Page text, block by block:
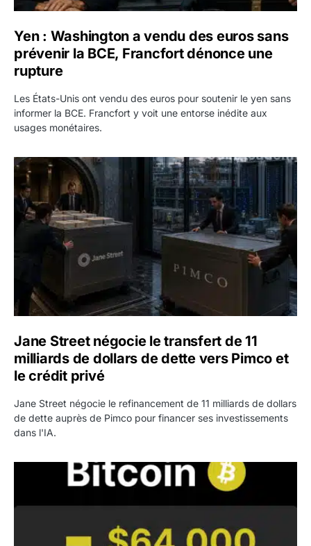
Yen : Washington a vendu des euros sans
prévenir la BCE, Francfort dénonce une
rupture
Les États-Unis ont vendu des euros pour soutenir le yen sans
informer la BCE. Francfort y voit une entorse inédite aux
usages monétaires.
Jane Street négocie le transfert de 11 milliards de
Jane Street négocie le transfert de 11
milliards de dollars de dette vers Pimco et
le crédit privé
Jane Street négocie le refinancement de 11 milliards de dollars
de dette auprès de Pimco pour financer ses investissements
dans l'IA.
Bitcoin stagne à 64 000 dollars pendant que les